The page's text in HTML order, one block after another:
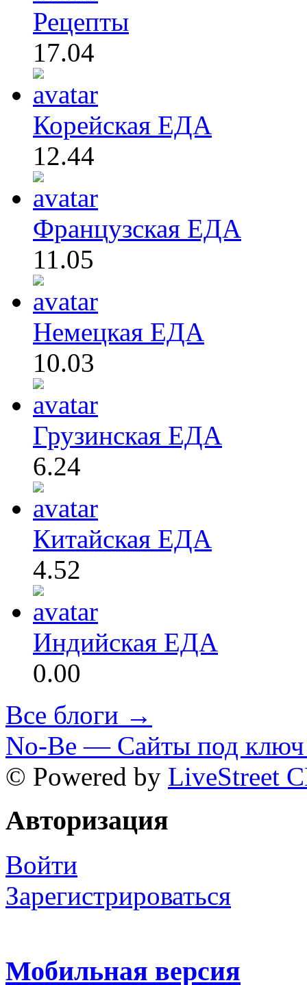
Рецепты
17.04
Корейская ЕДА
12.44
Французская ЕДА
11.05
Немецкая ЕДА
10.03
Грузинская ЕДА
6.24
Китайская ЕДА
4.52
Индийская ЕДА
0.00
Все блоги →
No-Be — Сайты под ключ
© Powered by LiveStreet
Авторизация
Войти
Зарегистрироваться
Мобильная версия